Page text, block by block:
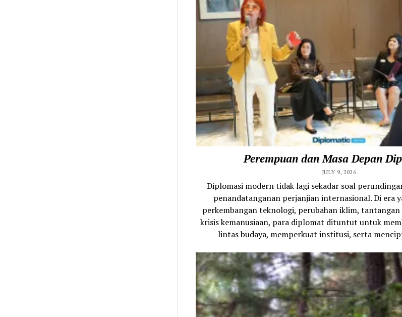
Perempuan dan Masa Depan
JULY 9, 2026
Diplomasi modern tidak lagi sekadar soal
penandatanganan perjanjian internasional. Di era
perkembangan teknologi, perubahan iklim,
krisis kemanusiaan, para diplomat dituntut untuk
lintas budaya, memperkuat institusi, serta